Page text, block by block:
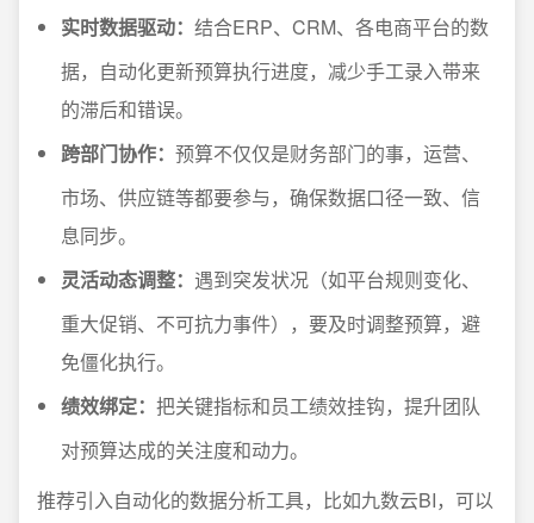
实时数据驱动： 结合ERP、CRM、各电商平台的数
据，自动化更新预算执行进度，减少手工录入带来
的滞后和错误。
跨部门协作： 预算不仅仅是财务部门的事，运营、
市场、供应链等都要参与，确保数据口径一致、信
息同步。
灵活动态调整： 遇到突发状况（如平台规则变化、
重大促销、不可抗力事件），要及时调整预算，避
免僵化执行。
绩效绑定： 把关键指标和员工绩效挂钩，提升团队
对预算达成的关注度和动力。
推荐引入自动化的数据分析工具，比如九数云BI，可以